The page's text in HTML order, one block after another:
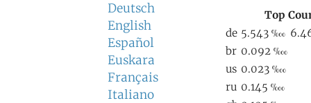
Deutsch
English
Español
Euskara
Français
Italiano